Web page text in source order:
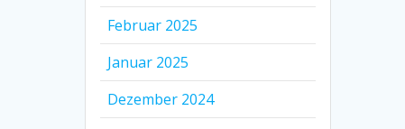
Februar 2025
Januar 2025
Dezember 2024